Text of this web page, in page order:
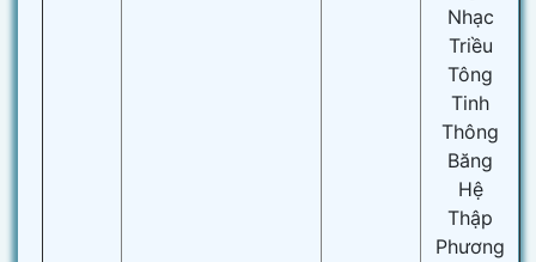
Nhạc
Triều
Tông
Tinh
Thông
Băng
Hệ
Thập
Phương